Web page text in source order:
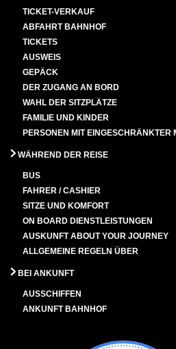
TICKET-VERKAUF
ABFAHRT BAHNHOF
TICKETS
AUSWEIS
GEPÄCK
DER ZUGANG AN BORD
WAHL DER SITZPLÄTZE
FAMILIE UND KINDER
PERSONEN MIT EINGESCHRÄNKTER
WÄHREND DER REISE
BUS
FAHRER / CASHIER
SITZE UND KOMFORT
ON BOARD DIENSTLEISTUNGEN
AUSKUNFT ABOUT YOUR JOURNEY
ALLGEMEINE REGELN ÜBER
BEI ANKUNFT
AUSSCHIFFEN
ANKUNFT BAHNHOF